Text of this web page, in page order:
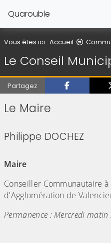
Quarouble
Vous êtes ici : Accueil
Le Conseil
Partagez
Le Maire
Philippe DOCHEZ
Maire
Conseiller Communautaire
d'Agglomération de
Permanence : Mercredi matin